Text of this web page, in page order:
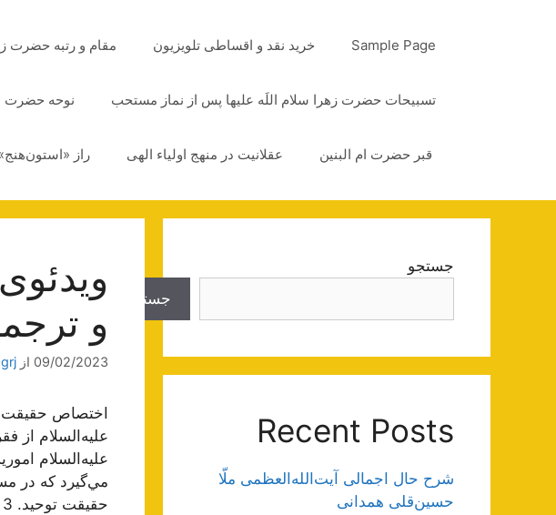
Sample Page خرید نقد و اقساطی تلویزیون مقام و رتبه حضرت
تسبیحات حضرت زهرا سلام اللَه علیها پس از نماز مستحب نوحه حضرت
قبر حضرت ام البنین عقلانیت در منهج اولیاء الهی راز
و
09/02/2023 از
عليه‌السلام از
مي‌گيرد كه در
جستجو
جستجو
Recent Posts
شرح حال اجمالی آیت‌الله‌العظمی ملّا
حسین‌قلی همدانی